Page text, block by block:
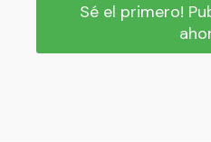
Sé el primero!